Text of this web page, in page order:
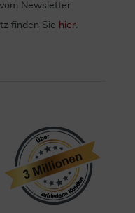
Newsletter
finden Sie hier.